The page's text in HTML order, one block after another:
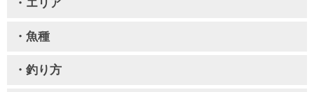
・エリア
・魚種
・釣り方